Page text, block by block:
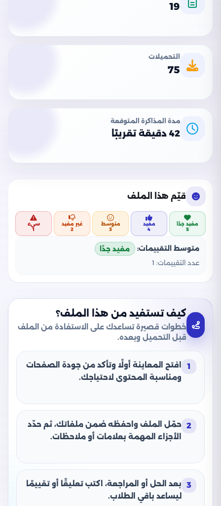
19
التحميلات
75
مدة المذاكرة المتوقعة
42 دقيقة تقريبًا
قيّم هذا الملف
مفيد جدًا
5
مفيد
4
متوسط
3
غير مفيد
2
سيء
1
متوسط التقييمات:
مفيد جدًا
عدد التقييمات: 1
كيف تستفيد من هذا الملف؟
خطوات قصيرة تساعدك على الاستفادة من الملف
قبل التحميل وبعده.
1
افتح المعاينة أولًا وتأكد من جودة الصفحات
ومناسبة المحتوى لاحتياجك.
2 حمّل الملف واحفظه ضمن ملفاتك، ثم حدّد
الأجزاء المهمة بعلامات أو ملاحظات.
3
بعد الحل أو المراجعة، اكتب تعليقًا أو تقييمًا
ليساعد باقي الطلاب.